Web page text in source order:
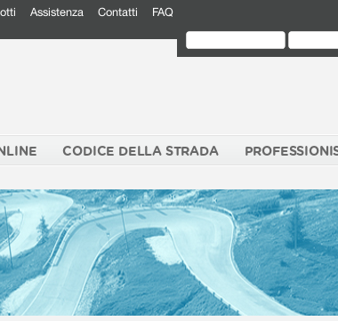
Assistenza Contatti FAQ
CODICE DELLA STRADA